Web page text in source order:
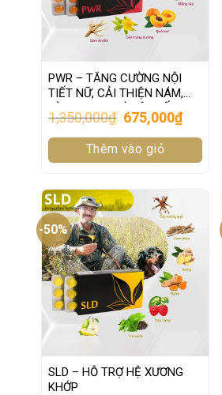
PWR – TĂNG CƯỜNG NỘI
TIẾT NỮ, CẢI THIỆN NÁM,
TÀN NHANG VÌ NỘI TIẾT
1,350,000₫ Original
price
was:
1,350,000₫.
675,000₫Current
price
is:
Thêm vào giỏ
-50%
SLD – HỖ TRỢ HỆ XƯƠNG
KHỚP